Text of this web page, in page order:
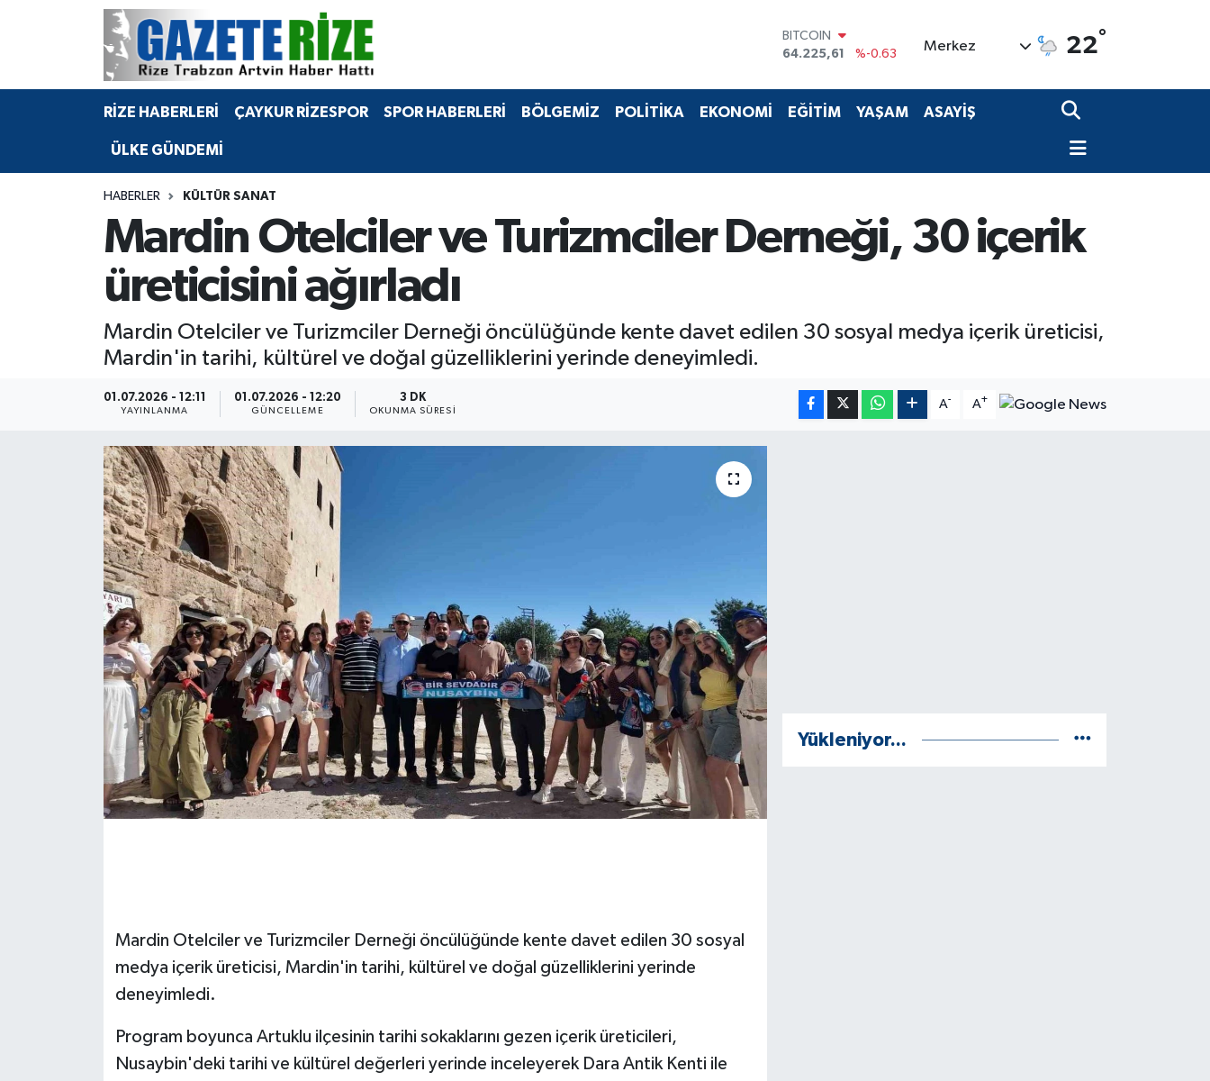
DOLAR
47,7143
%0.16
55,0317
%-0.02
STERLİN
Merkez 22°
RİZE HABERLERİ ÇAYKUR RİZESPOR SPOR HABERLERİ BÖLGEMİZ POLİTİKA EKONOMİ EĞİTİM YAŞAM ASAYİŞ
ÜLKE GÜNDEMİ
HABERLER KÜLTÜR SANAT
Mardin Otelciler ve Turizmciler Derneği, 30 içerik
üreticisini ağırladı
Mardin Otelciler ve Turizmciler Derneği öncülüğünde kente davet edilen 30 sosyal medya içerik üreticisi,
Mardin'in tarihi, kültürel ve doğal güzelliklerini yerinde deneyimledi.
01.07.2026 - 12:11
YAYINLANMA
01.07.2026 - 12:20
GÜNCELLEME
3 DK
OKUNMA SÜRESI
A- A+
Mardin Otelciler ve Turizmciler Derneği öncülüğünde kente davet edilen 30 sosyal
medya içerik üreticisi, Mardin'in tarihi, kültürel ve doğal güzelliklerini yerinde
deneyimledi.
Program boyunca Artuklu ilçesinin tarihi sokaklarını gezen içerik üreticileri,
Nusaybin'deki tarihi ve kültürel değerleri yerinde inceleyerek Dara Antik Kenti ile
Yükleniyor...
BÖLGEMİZ
Bilim Teknoloji
Advertising news
Canlı Maç
Dış Haberler
EĞİTİM
EKONOMİ
English News
Flaş Haber
Gayrimenkul
HABERDE İNSAN
Merkez Nöbetçi Eczaneler
Merkez Hava Durumu
Merkez Trafik Yoğunluk Haritası
Tüm Manşetler
Son Dakika Haberleri
Haber Arşivi